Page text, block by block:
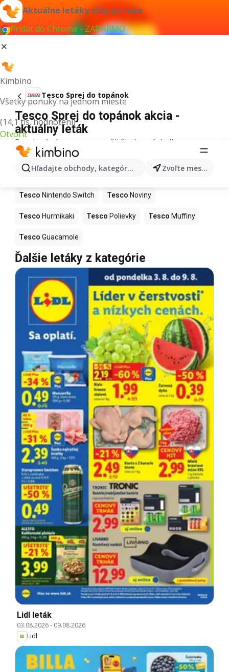
Aktuálne letáky vždy po ruke
Pridať do Chrome - ZADARMO
Kimbino
Všetky ponuky na jednom mieste
(14,1 tis. hodnotení)
Otvoriť
Hľadajte obchody, kategórie, produkty... Zvoľte mesto
Tesco Sprej do topánok
Tesco Sprej do topánok akcia -
aktuálny leták
Pre daný výraz sme nenašli žiadne výsledky.
Ďalšie produkty v obchodoch Tesco
Tesco Kapor Tesco Ashwagandha
Tesco Nintendo Switch Tesco Noviny
Tesco Hurmikaki Tesco Polievky Tesco Muffiny
Tesco Guacamole
Ďalšie letáky z kategórie
Lidl leták
03.08.2026- 09.08.2026
Lidl